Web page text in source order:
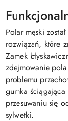
Polar męski
rozwiązań, które
Zamek
zdejmowanie
problemu
gumka
przesuwaniu się
sylwetki.